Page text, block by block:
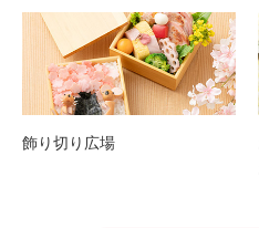
飾り切り広場